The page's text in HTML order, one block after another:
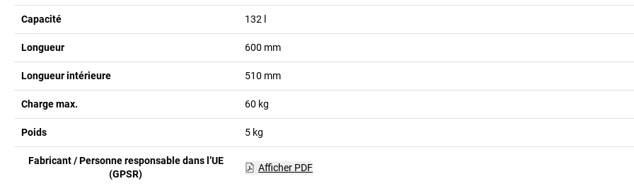
Capacité 132
Longueur 600 mm
Longueur intérieure 510 mm
Charge max. 60 kg
Poids 5 kg
Fabricant / Personne responsable dans l’UE
(GPSR)
Afficher PDF